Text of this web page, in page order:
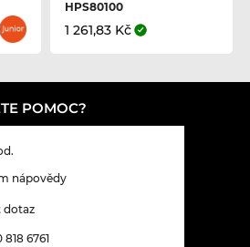
HPS80100
1 261,83 Kč
POMOC?
nápovědy
dotaz
6761